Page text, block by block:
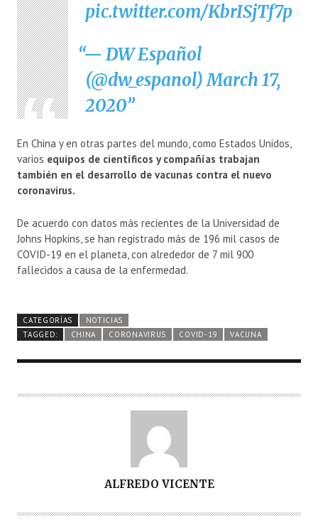
pic.twitter.com/KbrISjTf7p
— DW Español
(@dw_espanol)March 17,
2020
En China y en otras partes del mundo, como Estados Unidos,
varios equipos de científicos y compañías trabajan
también en el desarrollo de vacunas contra el nuevo
coronavirus.
De acuerdo con datos más recientes de la Universidad de
Johns Hopkins, se han registrado más de 196 mil casos de
COVID-19 en el planeta, con alrededor de 7 mil 900
fallecidos a causa de la enfermedad.
CATEGORÍAS
NOTICIAS
TAGGED:
CHINA CORONAVIRUS COVID-19 VACUNA
T
ALFREDO VICENTE